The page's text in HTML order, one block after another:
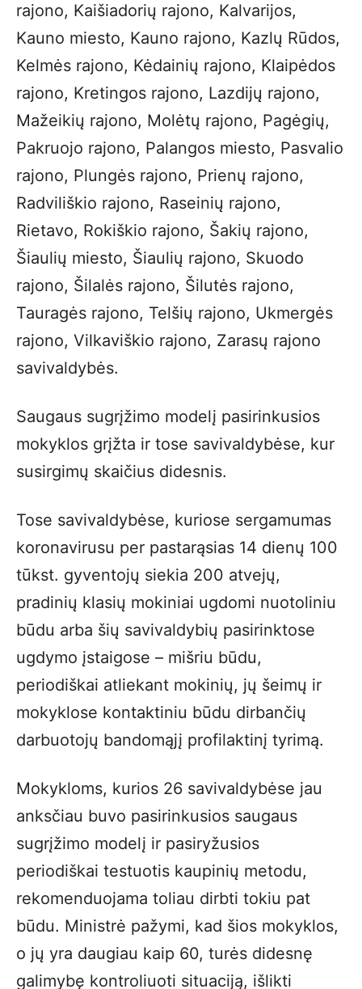
rajono, Kaišiadorių rajono, Kalvarijos,
Kauno miesto, Kauno rajono, Kazlų Rūdos,
Kelmės rajono, Kėdainių rajono, Klaipėdos
rajono, Kretingos rajono, Lazdijų rajono,
Mažeikių rajono, Molėtų rajono, Pagėgių,
Pakruojo rajono, Palangos miesto, Pasvalio
rajono, Plungės rajono, Prienų rajono,
Radviliškio rajono, Raseinių rajono,
Rietavo, Rokiškio rajono, Šakių rajono,
Šiaulių miesto, Šiaulių rajono, Skuodo
rajono, Šilalės rajono, Šilutės rajono,
Tauragės rajono, Telšių rajono, Ukmergės
rajono, Vilkaviškio rajono, Zarasų rajono
savivaldybės.
Saugaus sugrįžimo modelį pasirinkusios
mokyklos grįžta ir tose savivaldybėse, kur
susirgimų skaičius didesnis.
Tose savivaldybėse, kuriose sergamumas
koronavirusu per pastarąsias 14 dienų 100
tūkst. gyventojų siekia 200 atvejų,
pradinių klasių mokiniai ugdomi nuotoliniu
būdu arba šių savivaldybių pasirinktose
ugdymo įstaigose – mišriu būdu,
periodiškai atliekant mokinių, jų šeimų ir
mokyklose kontaktiniu būdu dirbančių
darbuotojų bandomąjį profilaktinį tyrimą.
Mokykloms, kurios 26 savivaldybėse jau
anksčiau buvo pasirinkusios saugaus
sugrįžimo modelį ir pasiryžusios
periodiškai testuotis kaupinių metodu,
rekomenduojama toliau dirbti tokiu pat
būdu. Ministrė pažymi, kad šios mokyklos,
o jų yra daugiau kaip 60, turės didesnę
galimybę kontroliuoti situaciją, išlikti